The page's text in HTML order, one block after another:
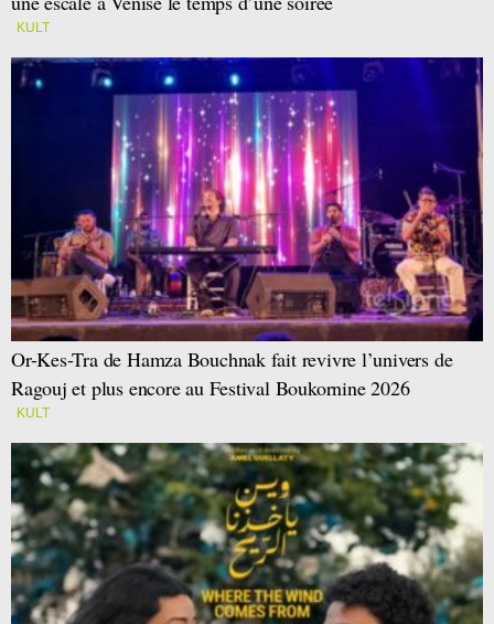
KULT
Or-Kes-Tra de Hamza Bouchnak fait revivre l’univers de
Ragouj et plus encore au Festival Boukornine 2026
KULT